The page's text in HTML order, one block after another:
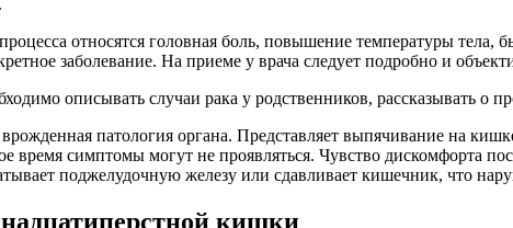
относятся головная боль, повышение температуры тела,
заболевание. На приеме у врача следует подробно и
описывать случаи рака у родственников, рассказывать о
патология органа. Представляет выпячивание на
время симптомы могут не проявляться. Чувство дискомфорта
поджелудочную железу или сдавливает кишечник, что
кишки